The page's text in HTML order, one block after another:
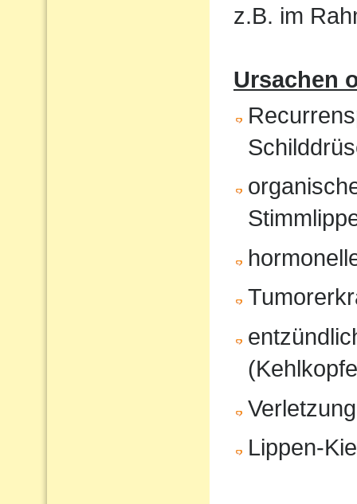
z.B. im
Ursachen
Lippen-